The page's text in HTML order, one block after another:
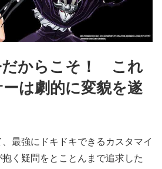
だからこそ！ これ
は劇的に変貌を遂
最強にドキドキできるカスタマイ
く疑問をとことんまで追求した